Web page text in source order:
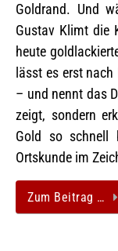
Goldrand. Und
Gustav Klimt die
heute
lässt es erst
– und nennt das
zeigt, sondern
Gold so schnell
Ortskunde im
Zum Beitrag …